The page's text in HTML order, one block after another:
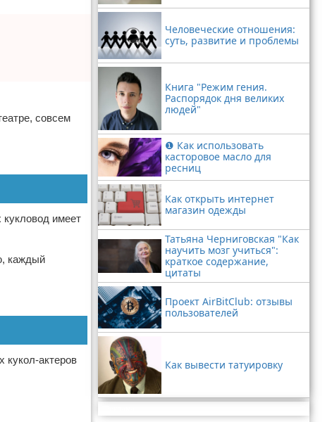
совсем
имеет
каждый
кукол-актеров
Человеческие отношения:
суть, развитие и проблемы
Книга "Режим гения.
Распорядок дня великих
людей"
❶ Как использовать
касторовое масло для
ресниц
Как открыть интернет
магазин одежды
Татьяна Черниговская "Как
научить мозг учиться":
краткое содержание,
цитаты
Проект AirBitClub: отзывы
пользователей
Как вывести татуировку